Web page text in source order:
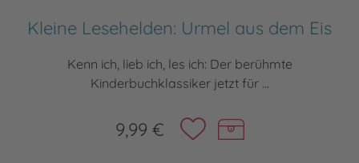
Kleine Lesehelden: Urmel aus dem Eis
Kenn ich, lieb ich, les ich: Der berühmte
Kinderbuchklassiker jetzt für ...
9,99 €